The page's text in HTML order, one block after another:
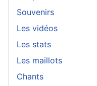
Souvenirs
Les vidéos
Les stats
Les maillots
Chants